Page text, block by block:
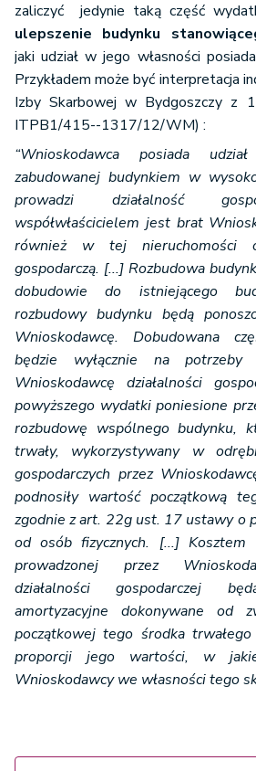
zaliczyć jedynie taką część
ulepszenie budynku
jaki udział w jego własności
Przykładem może być interpretacja
Izby Skarbowej w Bydgoszczy z
ITPB1/415--1317/12/WM) :
“Wnioskodawca posiada
zabudowanej budynkiem w
prowadzi działalność
współwłaścicielem jest brat
również w tej nieruchomości
gospodarczą. [...] Rozbudowa
dobudowie do istniejącego
rozbudowy budynku będą
Wnioskodawcę. Dobudowana
będzie wyłącznie na potrzeby
Wnioskodawcę działalności
powyższego wydatki poniesione
rozbudowę wspólnego budynku,
trwały, wykorzystywany w
gospodarczych przez
podnosiły wartość początkową
zgodnie z art. 22g ust. 17 ustawy o
od osób fizycznych. [...] Kosztem
prowadzonej przez
działalności gospodarczej
amortyzacyjne dokonywane od
początkowej tego środka
proporcji jego wartości, w
Wnioskodawcy we własności tego